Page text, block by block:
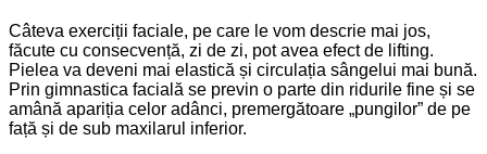
Câteva exerciții faciale, pe care le vom descrie mai jos,
făcute cu consecvență, zi de zi, pot avea efect de lifting.
Pielea va deveni mai elastică și circulația sângelui mai bună.
Prin gimnastica facială se previn o parte din ridurile fine și se
amână apariția celor adânci, premergătoare „pungilor” de pe
față și de sub maxilarul inferior.